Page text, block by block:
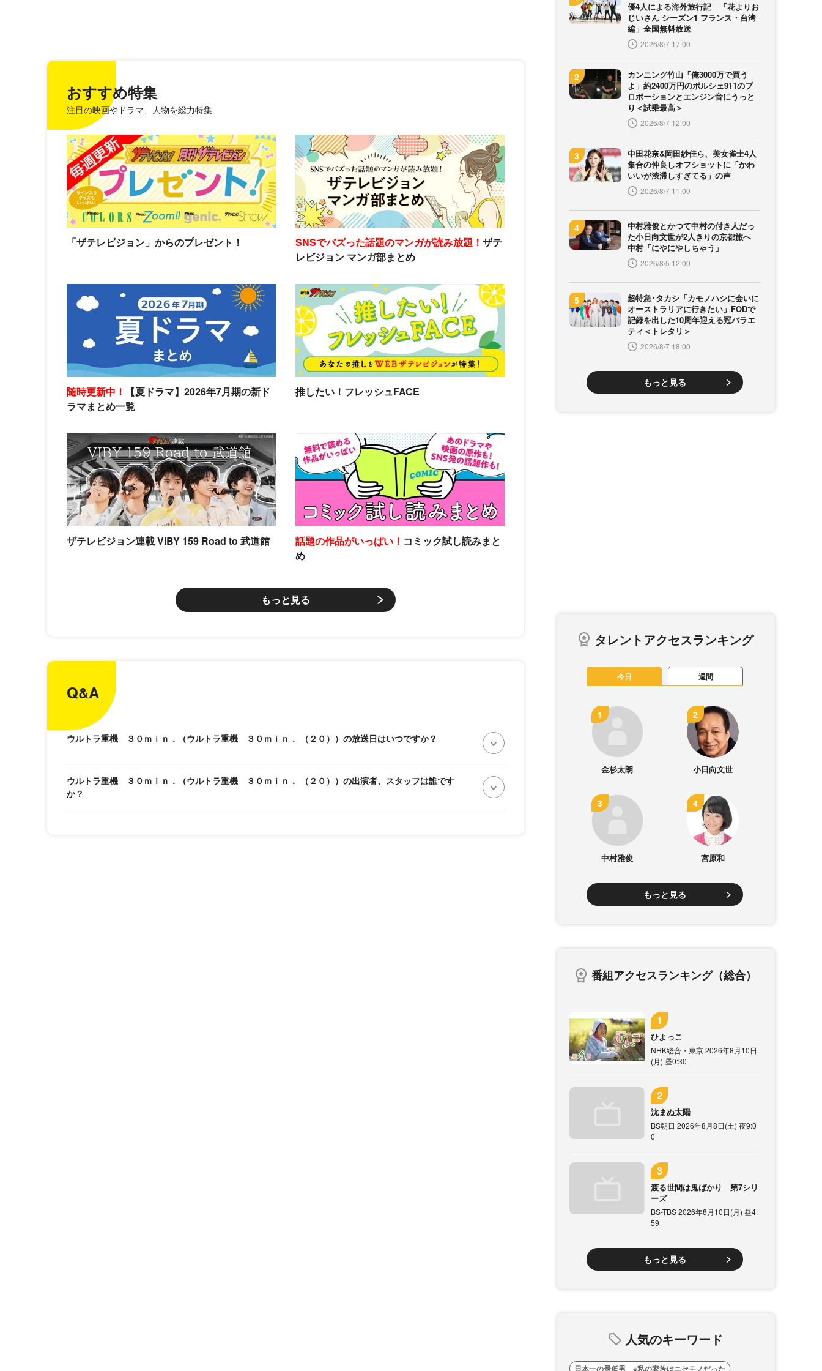
おすすめ特集
注目の映画やドラマ、人物を総力特集
「ザテレビジョン」からのプレゼント！ SNSでバズった話題のマンガが読み放題！ ザテ
レビジョン マンガ部まとめ
随時更新中！
【夏ドラマ】2026年7月期の新ド
ラマまとめ一覧
推したい！フレッシュFACE
ザテレビジョン連載 VIBY 159 Road to 武道館 話題の作品がいっぱい！ コミック試し読みまと
め
もっと見る
Q&A
ウルトラ重機 ３０ｍｉｎ．（ウルトラ重機 ３０ｍｉｎ． （２０））の放送日はいつですか？
ウルトラ重機 ３０ｍｉｎ．（ウルトラ重機 ３０ｍｉｎ． （２０））の出演者、スタッフは誰です
か？
優4人による海外旅行記 「花よりお
じいさん シーズン1 フランス・台湾
編」全国無料放送
2026/8/7 17:00
カンニング竹山「俺3000万で買う
よ」約2400万円のポルシェ911のプ
ロポーションとエンジン音にうっと
り＜試乗最高＞
2026/8/7 12:00
中田花奈&岡田紗佳ら、美女雀士4人
集合の仲良しオフショットに「かわ
いいが渋滞しすぎてる」の声
2026/8/7 11:00
中村雅俊とかつて中村の付き人だっ
た小日向文世が2人きりの京都旅へ
中村「にやにやしちゃう」
2026/8/5 12:00
超特急･タカシ「カモノハシに会いに
オーストラリアに行きたい」FODで
記録を出した10周年迎える冠バラエ
ティ＜トレタリ＞
2026/8/7 18:00
もっと見る
タレントアクセスランキング
今日 週間
金杉太朗 小日向文世
中村雅俊 宮原和
もっと見る
番組アクセスランキング（総合）
ひよっこ
NHK総合・東京 2026年8月10日
(月) 昼0:30
沈まぬ太陽
BS朝日 2026年8月8日(土) 夜9:0
0
渡る世間は鬼ばかり 第7シリ
ーズ
BS-TBS 2026年8月10日(月) 昼4:
59
もっと見る
人気のキーワード
日本一の最低男 ※私の家族はニセモノだった